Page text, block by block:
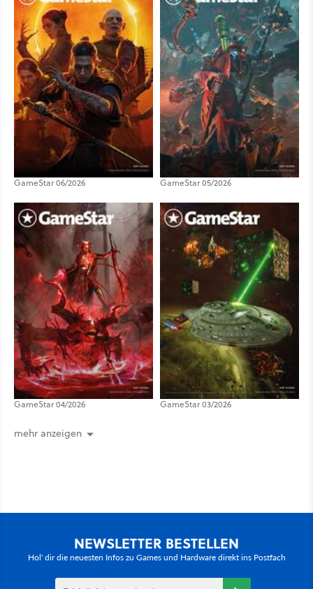
GameStar 06/2026 GameStar 05/2026
GameStar 04/2026 GameStar 03/2026
mehr anzeigen
NEWSLETTER BESTELLEN
Hol' dir die neuesten Infos zu Games und Hardware direkt ins Postfach